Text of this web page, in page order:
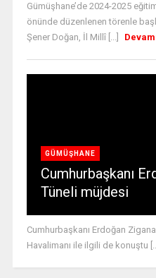
Gümüşhane’de 2024-2025
önünde düzenlenen törenle
Şener Doğan, İl Millî [...]
GÜMÜŞHANE
Cumhurbaşkanı
Tüneli müjdesi
Cumhurbaşkanı Erdoğan
Havalimanı ile ilgili de konuştu